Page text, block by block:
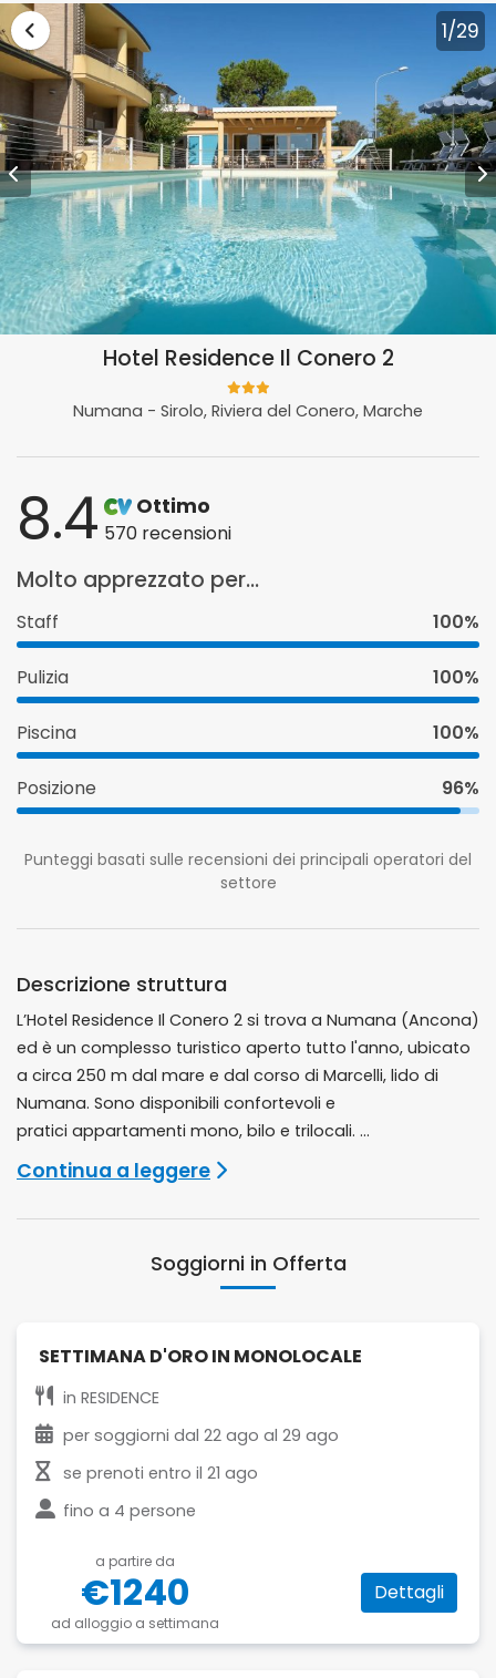
Vai alla lista vacanze Marche 1/29
Hotel Residence Il Conero 2
Numana - Sirolo, Riviera del Conero, Marche
8.4 Ottimo
570 recensioni
Molto apprezzato per...
Staff 100%
Pulizia 100%
Piscina 100%
Posizione 96%
Punteggi basati sulle recensioni dei principali operatori del
settore
Descrizione struttura
L’Hotel Residence Il Conero 2 si trova a Numana (Ancona)
ed è un complesso turistico aperto tutto l'anno, ubicato
a circa 250 m dal mare e dal corso di Marcelli, lido di
Numana. Sono disponibili confortevoli e
pratici appartamenti mono, bilo e trilocali. ...
Continua a leggere
Soggiorni in Offerta
SETTIMANA D'ORO IN MONOLOCALE
in RESIDENCE
per soggiorni dal 22 ago al 29 ago
se prenoti entro il 21 ago
fino a 4 persone
a partire da
€1240
ad alloggio a settimana
Dettagli